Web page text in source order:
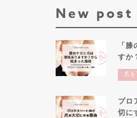
New post
「
すか
爪
プロ
切に